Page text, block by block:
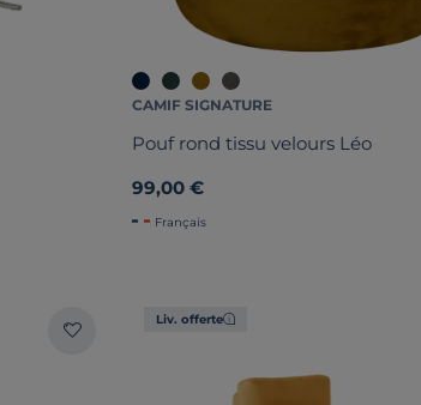
CAMIF SIGNATURE
Pouf rond tissu velours Léo
99,00 €
Français
Liv. offerte